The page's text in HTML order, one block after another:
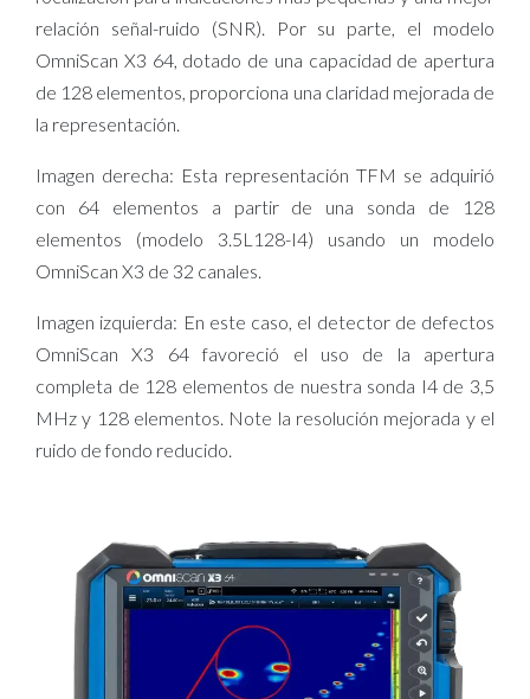
relación señal-ruido (SNR). Por su parte, el modelo
OmniScan X3 64, dotado de una capacidad de apertura
de 128 elementos, proporciona una claridad mejorada de
la representación.
Imagen derecha: Esta representación TFM se adquirió
con 64 elementos a partir de una sonda de 128
elementos (modelo 3.5L128-I4) usando un modelo
OmniScan X3 de 32 canales.
Imagen izquierda: En este caso, el detector de defectos
OmniScan X3 64 favoreció el uso de la apertura
completa de 128 elementos de nuestra sonda I4 de 3,5
MHz y 128 elementos. Note la resolución mejorada y el
ruido de fondo reducido.